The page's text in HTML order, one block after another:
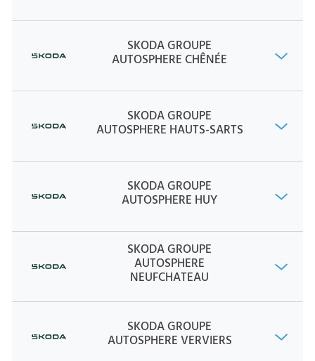
SKODA GROUPE
AUTOSPHERE CHÊNÉE
SKODA GROUPE
AUTOSPHERE HAUTS-SARTS
SKODA GROUPE
AUTOSPHERE HUY
SKODA GROUPE
AUTOSPHERE
NEUFCHATEAU
SKODA GROUPE
AUTOSPHERE VERVIERS